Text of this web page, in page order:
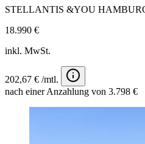
STELLANTIS &YOU
18.990 €
inkl. MwSt.
202,67 € /mtl.
nach einer Anzahlung von 3.798 €